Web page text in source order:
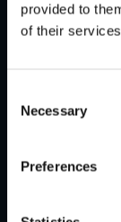
provided to
of their
Selection
Necessary
Preferences
Chrome,
100 Browser